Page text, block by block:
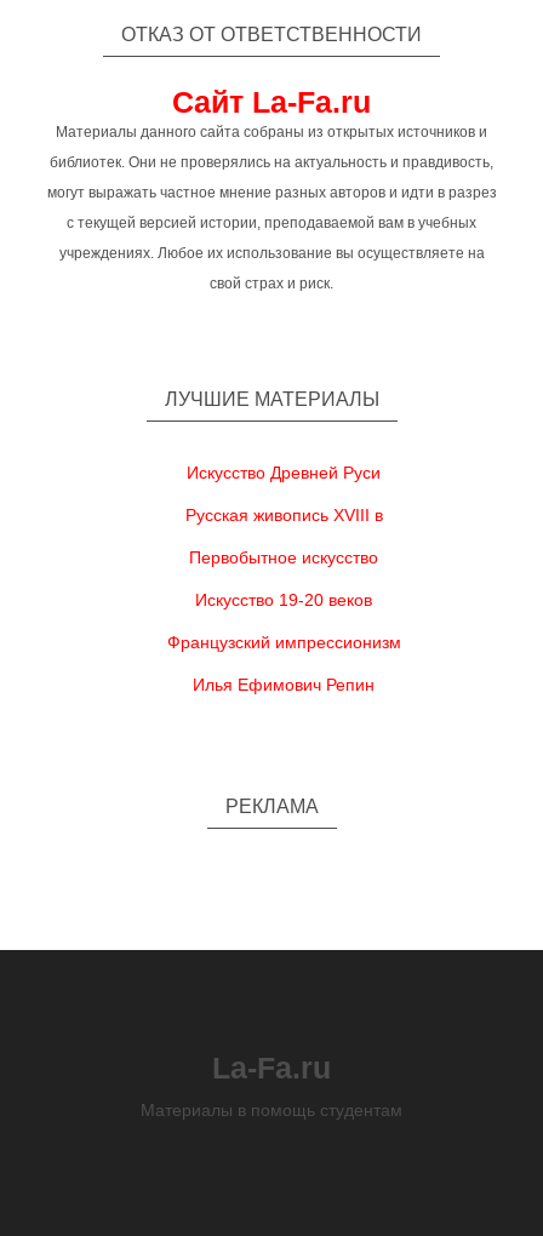
ОТКАЗ ОТ ОТВЕТСТВЕННОСТИ
Сайт La-Fa.ru
Материалы данного сайта собраны из открытых источников и
библиотек. Они не проверялись на актуальность и правдивость,
могут выражать частное мнение разных авторов и идти в разрез
с текущей версией истории, преподаваемой вам в учебных
учреждениях. Любое их использование вы осуществляете на
свой страх и риск.
ЛУЧШИЕ МАТЕРИАЛЫ
Искусство Древней Руси
Русская живопись XVIII в
Первобытное искусство
Искусство 19-20 веков
Французский импрессионизм
Илья Ефимович Репин
РЕКЛАМА
La-Fa.ru
Материалы в помощь студентам